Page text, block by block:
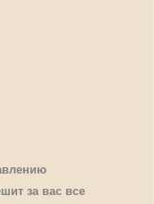
за вас все